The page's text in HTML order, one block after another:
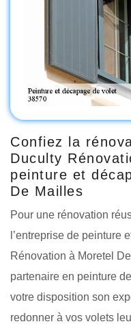
Confiez la
Duculty
peinture et
De Mailles
Pour une rénovation
l’entreprise de peinture
Rénovation à Moretel
partenaire en peinture
votre disposition son
redonner à vos volets